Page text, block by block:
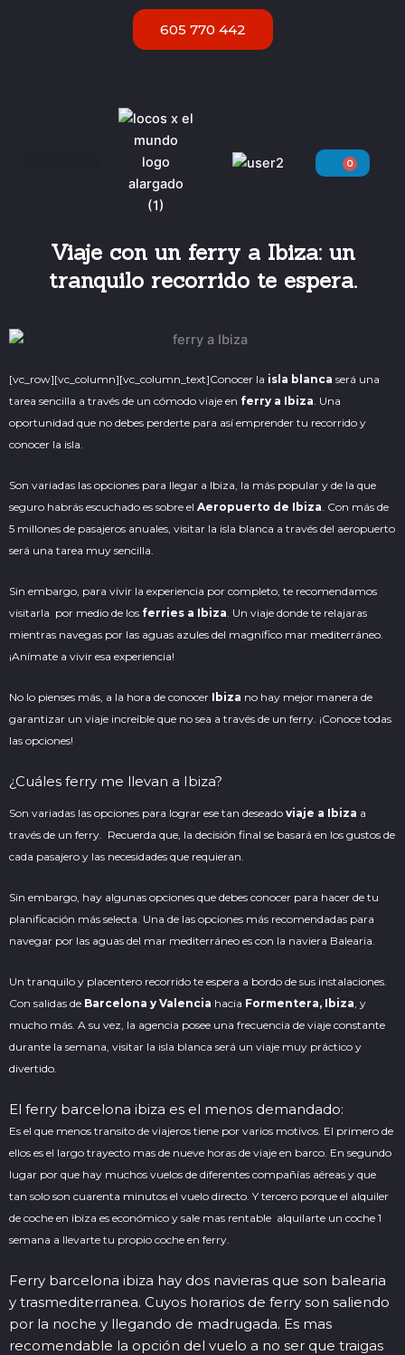
605 770 442
0
Viaje con un ferry a Ibiza: un
tranquilo recorrido te espera.
[vc_row][vc_column][vc_column_text]Conocer la isla blanca será una
tarea sencilla a través de un cómodo viaje en ferry a Ibiza. Una
oportunidad que no debes perderte para así emprender tu recorrido y
conocer la isla.
Son variadas las opciones para llegar a Ibiza, la más popular y de la que
seguro habrás escuchado es sobre el Aeropuerto de Ibiza. Con más de
5 millones de pasajeros anuales, visitar la isla blanca a través del aeropuerto
será una tarea muy sencilla.
Sin embargo, para vivir la experiencia por completo, te recomendamos
visitarla por medio de los ferries a Ibiza. Un viaje donde te relajaras
mientras navegas por las aguas azules del magnífico mar mediterráneo.
¡Anímate a vivir esa experiencia!
No lo pienses más, a la hora de conocer Ibiza no hay mejor manera de
garantizar un viaje increíble que no sea a través de un ferry. ¡Conoce todas
las opciones!
¿Cuáles ferry me llevan a Ibiza?
Son variadas las opciones para lograr ese tan deseado viaje a Ibiza a
través de un ferry. Recuerda que, la decisión final se basará en los gustos de
cada pasajero y las necesidades que requieran.
Sin embargo, hay algunas opciones que debes conocer para hacer de tu
planificación más selecta. Una de las opciones más recomendadas para
navegar por las aguas del mar mediterráneo es con la naviera Balearia
Un tranquilo y placentero recorrido te espera a bordo de sus instalaciones.
Con salidas de Barcelona y Valencia hacia Formentera, Ibiza , y
mucho más. A su vez, la agencia posee una frecuencia de viaje constante
durante la semana, visitar la isla blanca será un viaje muy práctico y
divertido.
El ferry barcelona ibiza es el menos demandado:
Es el que menos transito de viajeros tiene por varios motivos. El primero de
ellos es el largo trayecto mas de nueve horas de viaje en barco. En segundo
lugar por que hay muchos vuelos de diferentes compañías aéreas y que
tan solo son cuarenta minutos el vuelo directo. Y tercero porque el alquiler
de coche en ibiza es económico y sale mas rentable alquilarte un coche 1
semana a llevarte tu propio coche en ferry.
Ferry barcelona ibiza hay dos navieras que son balearia
y trasmediterranea. Cuyos horarios de ferry son saliendo
por la noche y llegando de madrugada. Es mas
recomendable la opción del vuelo a no ser que traigas